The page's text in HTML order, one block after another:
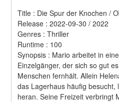
Title : Die Spur der Knochen /
Release : 2022-09-30 / 2022
Genres : Thriller
Runtime : 100
Synopsis : Mario arbeitet in
Einzelgänger, der sich so gut
Menschen fernhält. Allein
das Lagerhaus häufig besucht,
heran. Seine Freizeit verbringt